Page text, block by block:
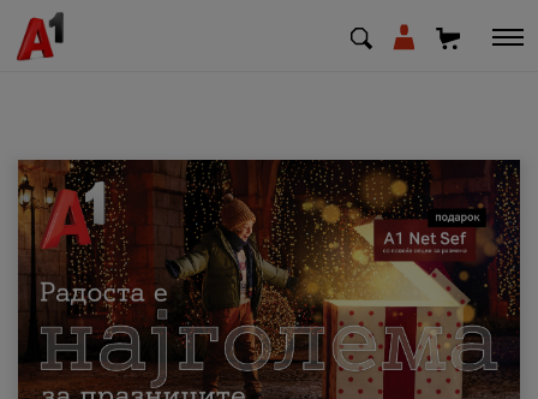
МК EN SQ
Приватни Деловни